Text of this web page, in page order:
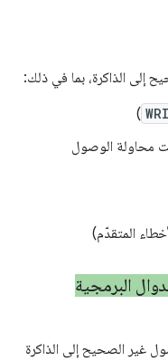
الذاكرة، بما في ذلك:
)
محاولة الوصول
المتقدّم)
البرمجية
غير الصحيح إلى الذاكرة